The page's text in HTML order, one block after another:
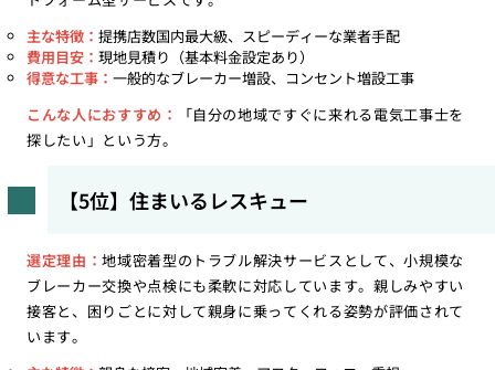
主な特徴： 提携店数国内最大級、スピーディーな業者手配
費用目安： 現地見積り（基本料金設定あり）
得意な工事： 一般的なブレーカー増設、コンセント増設工事
こんな人におすすめ：
「自分の地域ですぐに来れる電気工事士を
探したい」という方。
【5位】住まいるレスキュー
選定理由：地域密着型のトラブル解決サービスとして、小規模な
ブレーカー交換や点検にも柔軟に対応しています。親しみやすい
接客と、困りごとに対して親身に乗ってくれる姿勢が評価されて
います。